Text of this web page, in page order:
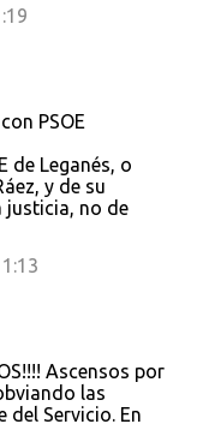
PSOE
de Leganés, o
y de su
no de
Ascensos por
las
del Servicio. En